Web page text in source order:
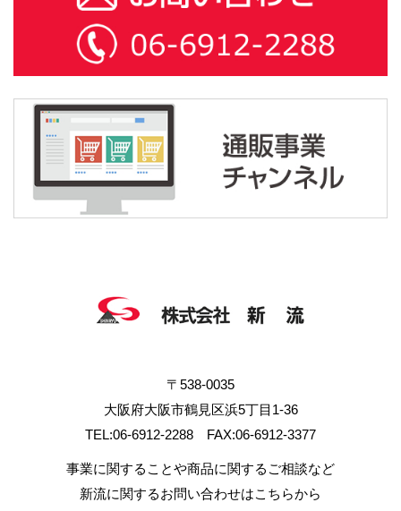
〒538-0035
大阪府大阪市鶴見区浜5丁目1-36
TEL:06-6912-2288 FAX:06-6912-3377
事業に関することや商品に関するご相談など
新流に関するお問い合わせはこちらから